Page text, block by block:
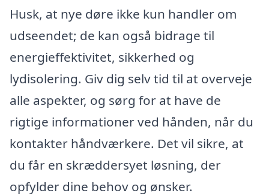
Husk, at nye døre ikke kun handler om
udseendet; de kan også bidrage til
energieffektivitet, sikkerhed og
lydisolering. Giv dig selv tid til at overveje
alle aspekter, og sørg for at have de
rigtige informationer ved hånden, når du
kontakter håndværkere. Det vil sikre, at
du får en skræddersyet løsning, der
opfylder dine behov og ønsker.